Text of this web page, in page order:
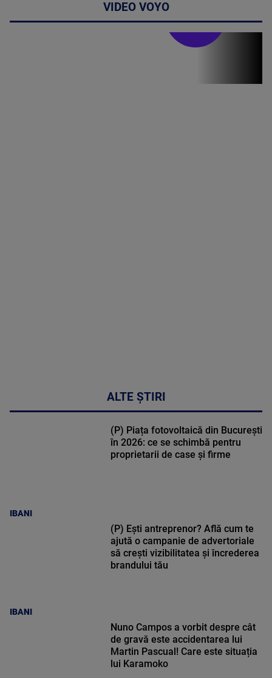
VIDEO VOYO
ALTE ȘTIRI
IBANI
(P) Piața fotovoltaică din București
în 2026: ce se schimbă pentru
proprietarii de case și firme
IBANI
(P) Ești antreprenor? Află cum te
ajută o campanie de advertoriale
să crești vizibilitatea și încrederea
brandului tău
Nuno Campos a vorbit despre cât
de gravă este accidentarea lui
Martin Pascual! Care este situația
lui Karamoko